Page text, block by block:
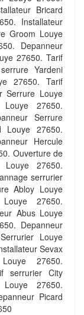
Bricard
Installateur
Groom Louye
Depanneur
27650. Tarif
Yardeni
27650. Tarif
Serrure Louye
27650.
Serrure
Louye 27650.
Hercule
Ouverture de
27650.
serrurier
Abloy Louye
27650.
Abus Louye
Depanneur
Louye
Sevax
27650.
serrurier City
27650.
Picard